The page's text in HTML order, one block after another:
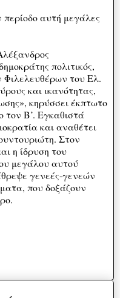
αυτή μεγάλες
πολιτικός,
του Ελ.
και ικανότητας,
κηρύσσει έκπτωτο
τον Β’. Εγκαθιστά
και αναθέτει
Στον
η ίδρυση του
μεγάλου αυτού
γενεές-γενεών
που δοξάζουν